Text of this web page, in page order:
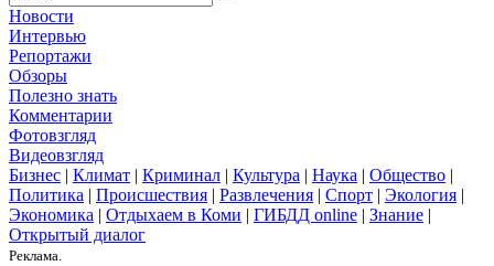
Новости
Интервью
Репортажи
Обзоры
Полезно знать
Комментарии
Фотовзгляд
Видеовзгляд
Бизнес | Климат | Криминал | Культура | Наука | Общество |
Политика | Происшествия | Развлечения | Спорт | Экология |
Экономика | Отдыхаем в Коми | ГИБДД online | Знание |
Открытый диалог
Реклама.